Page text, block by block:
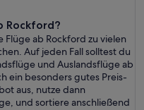
Rockford?
Flüge ab Rockford zu vielen
Auf jeden Fall solltest du
und Auslandsflüge ab
ein besonders gutes Preis-
aus, nutze dann
und sortiere anschließend